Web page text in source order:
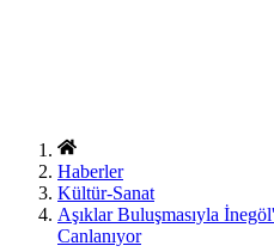
Haberler
Kültür-Sanat
Aşıklar Buluşmasıyla
Canlanıyor